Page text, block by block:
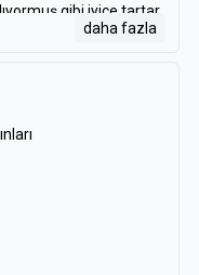
gibi iyice tartar,
sonra onlara
taşıyan insanı
iş kalmaz.”
daha fazla